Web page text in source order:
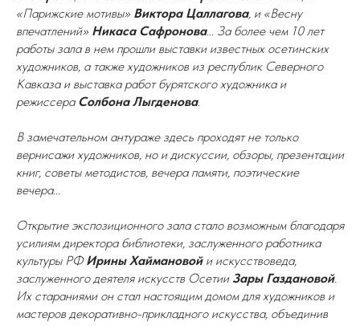
«Парижские мотивы» Виктора Цаллагова, и «Весну
впечатлений» Никаса Сафронова... За более чем 10 лет
работы зала в нем прошли выставки известных осетинских
художников, а также художников из республик Северного
Кавказа и выставка работ бурятского художника и
режиссера Солбона Лыгденова.
В замечательном антураже здесь проходят не только
вернисажи художников, но и дискуссии, обзоры, презентации
книг, советы методистов, вечера памяти, поэтические
вечера...
Открытие экспозиционного зала стало возможным благодаря
усилиям директора библиотеки, заслуженного работника
культуры РФ Ирины Хаймановой и искусствоведа,
заслуженного деятеля искусств Осетии Зары Газдановой.
Их стараниями он стал настоящим домом для художников и
мастеров декоративно-прикладного искусства, объединив